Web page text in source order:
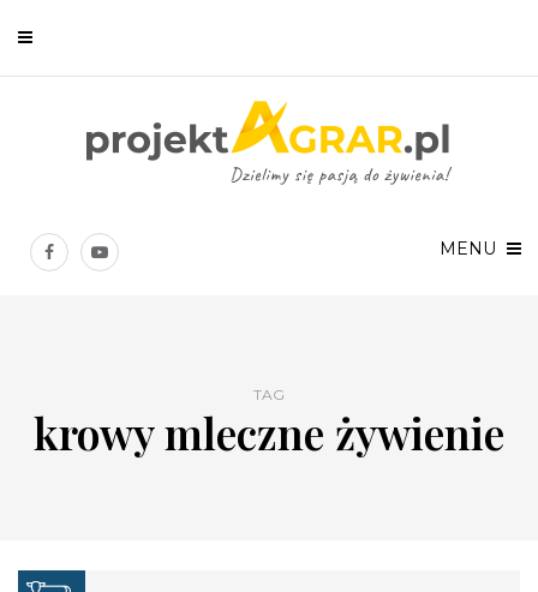
MENU
TAG
krowy mleczne żywienie
Chcesz być na bieżąco? Zostaw swój e-mail, a raz w tygodniu
prześlemy Ci nasze najlepsze artykuły!
Twoje dane osobowe będą przetwarzane zgodnie zPolityką prywatności.